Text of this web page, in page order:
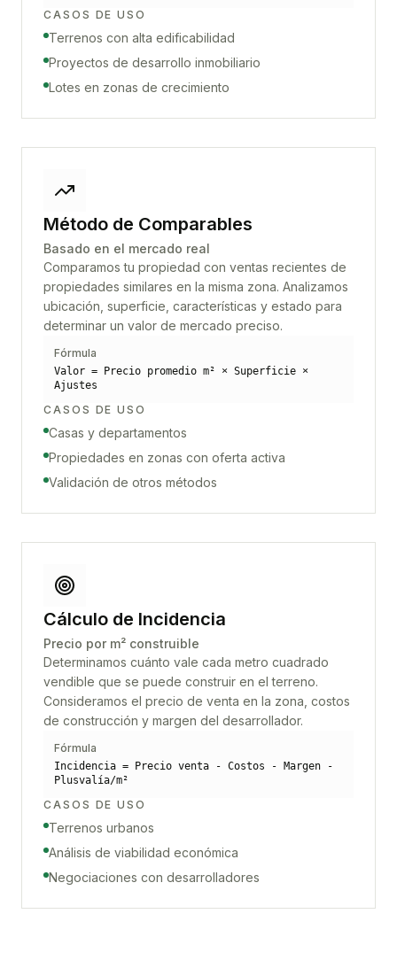
CASOS DE USO
Terrenos con alta edificabilidad
Proyectos de desarrollo inmobiliario
Lotes en zonas de crecimiento
Método de Comparables
Basado en el mercado real
Comparamos tu propiedad con ventas recientes de
propiedades similares en la misma zona. Analizamos
ubicación, superficie, características y estado para
determinar un valor de mercado preciso.
Fórmula
Valor = Precio promedio m² × Superficie ×
Ajustes
CASOS DE USO
Casas y departamentos
Propiedades en zonas con oferta activa
Validación de otros métodos
Cálculo de Incidencia
Precio por m² construible
Determinamos cuánto vale cada metro cuadrado
vendible que se puede construir en el terreno.
Consideramos el precio de venta en la zona, costos
de construcción y margen del desarrollador.
Fórmula
Incidencia = Precio venta - Costos - Margen -
Plusvalía/m²
CASOS DE USO
Terrenos urbanos
Análisis de viabilidad económica
Negociaciones con desarrolladores